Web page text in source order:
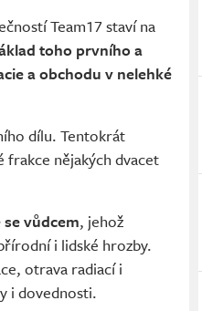
Team17 staví na
toho prvního a
a obchodu v nelehké
dílu. Tentokrát
frakce nějakých dvacet
vůdcem, jehož
i lidské hrozby.
otrava radiací i
i dovednosti.